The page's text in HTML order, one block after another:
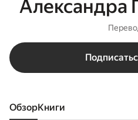
Александра
Обзор книги